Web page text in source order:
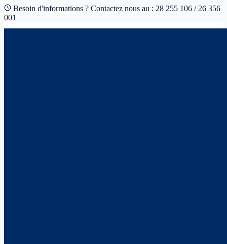
Besoin d'informations ? Contactez nous au : 28 255 106 / 26 356
001